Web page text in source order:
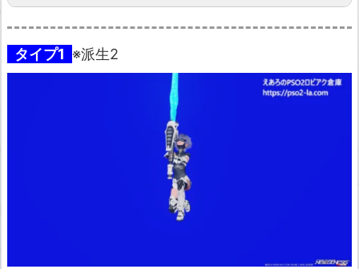
タイプ1 ※派生2